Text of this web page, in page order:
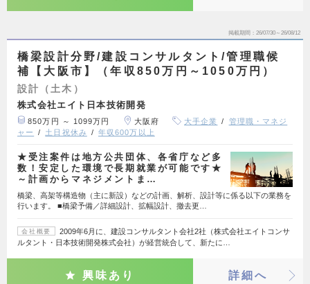
掲載期間 26/07/30～26/08/12
橋梁設計分野/建設コンサルタント/管理職候
補【大阪市】（年収850万円～1050万円）
設計（土木）
株式会社エイト日本技術開発
850万円 ～ 1099万円 大阪府 大手企業
管理職・マネジ
ャー
土日祝休み 年収600万以上
★受注案件は地方公共団体、各省庁など多
数！安定した環境で長期就業が可能です★
～計画からマネジメントま…
橋梁、高架等構造物（主に新設）などの計画、解析、設計等に係る以下の業務を
行います。 ■橋梁予備／詳細設計、拡幅設計、撤去更…
会社概要
2009年6月に、建設コンサルタント会社2社（株式会社エイトコンサ
ルタント・日本技術開発株式会社）が経営統合して、新たに…
興味あり 詳細へ